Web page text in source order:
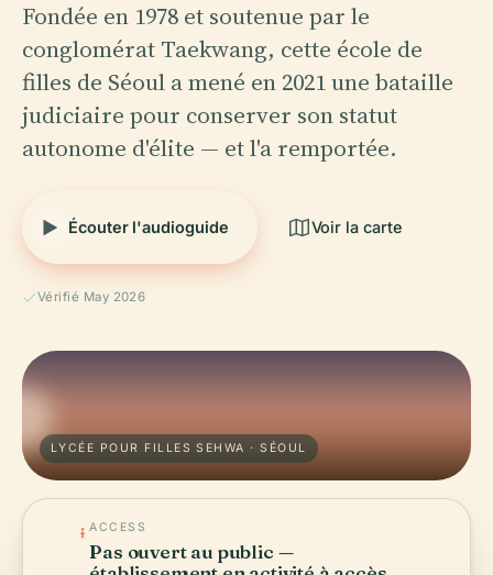
Fondée en 1978 et soutenue par le
conglomérat Taekwang, cette école de
filles de Séoul a mené en 2021 une bataille
judiciaire pour conserver son statut
autonome d'élite — et l'a remportée.
Écouter l'audioguide Voir la carte
Vérifié May 2026
LYCÉE POUR FILLES SEHWA · SÉOUL
ACCESS
Pas ouvert au public —